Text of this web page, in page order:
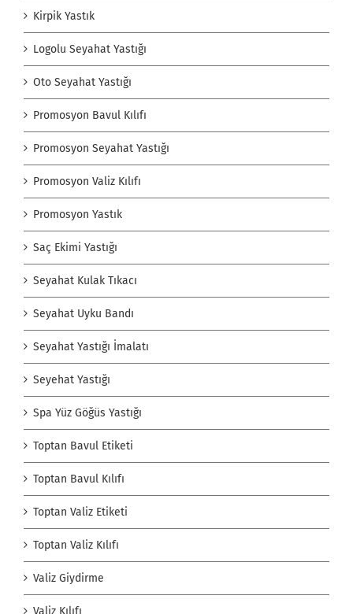
Kirpik Yastık
Logolu Seyahat Yastığı
Oto Seyahat Yastığı
Promosyon Bavul Kılıfı
Promosyon Seyahat Yastığı
Promosyon Valiz Kılıfı
Promosyon Yastık
Saç Ekimi Yastığı
Seyahat Kulak Tıkacı
Seyahat Uyku Bandı
Seyahat Yastığı İmalatı
Seyehat Yastığı
Spa Yüz Göğüs Yastığı
Toptan Bavul Etiketi
Toptan Bavul Kılıfı
Toptan Valiz Etiketi
Toptan Valiz Kılıfı
Valiz Giydirme
Valiz Kılıfı